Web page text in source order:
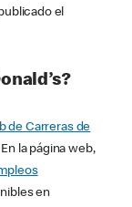
el
de Carreras de
la página web,
en